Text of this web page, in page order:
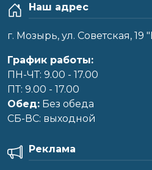
Наш адрес
г. Мозырь, ул. Советская, 19
График работы:
ПН-ЧТ: 9.00 - 17.00
ПТ: 9.00 - 17.00
Обед: Без обеда
CБ-ВС: выходной
Реклама